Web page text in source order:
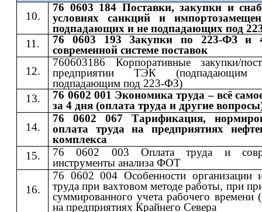
76 0603 184 Поставки, закупки и
условиях санкций и
подпадающих и не подпадающих под
76 0603 193 Закупки по 223-ФЗ и
современной системе поставок
760603186 Корпоративные закупки/
предприятии ТЭК
подпадающим под 223-ФЗ)
76 0602 001 Экономика труда – всё
за 4 дня (оплата труда и другие
76 0602 067 Тарификация,
оплата труда на предприятиях
комплекса
76 0602 003 Оплата труда и
инструменты анализа ФОТ
76 0602 004 Особенности организации
труда при вахтовом методе работы, при
суммированного учета рабочего
на предприятиях Крайнего Севера